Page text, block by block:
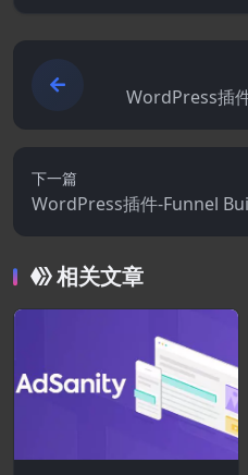
WordPress插
WordPress的
下一篇
WordPress插件-Funnel
+Addons
相关文章